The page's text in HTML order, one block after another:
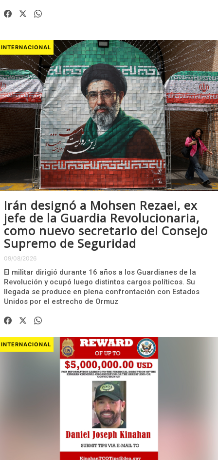
INTERNACIONAL
Irán designó a Mohsen Rezaei, ex
jefe de la Guardia Revolucionaria,
como nuevo secretario del Consejo
Supremo de Seguridad
09/08/2026
El militar dirigió durante 16 años a los Guardianes de la
Revolución y ocupó luego distintos cargos políticos. Su
llegada se produce en plena confrontación con Estados
Unidos por el estrecho de Ormuz
INTERNACIONAL